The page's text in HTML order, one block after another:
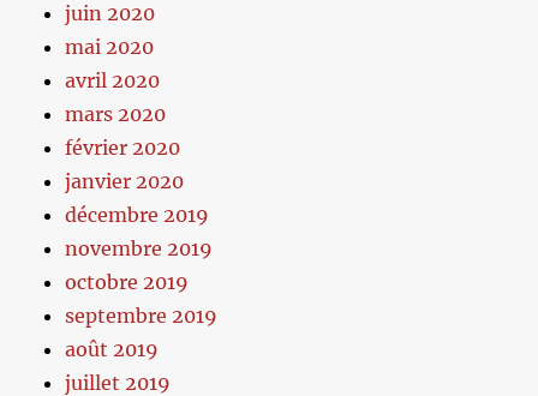
juin 2020
mai 2020
avril 2020
mars 2020
février 2020
janvier 2020
décembre 2019
novembre 2019
octobre 2019
septembre 2019
août 2019
juillet 2019